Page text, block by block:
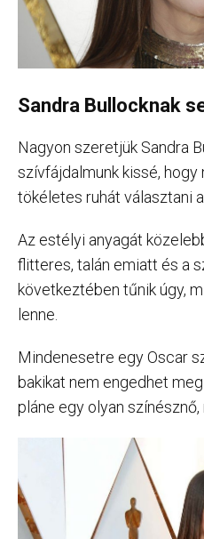
Sandra Bullocknak
Nagyon szeretjük Sandra
szívfájdalmunk kissé, hogy
tökéletes ruhát választani
Az estélyi anyagát
flitteres, talán emiatt és a
következtében tűnik úgy,
lenne.
Mindenesetre egy Oscar
bakikat nem engedhet
pláne egy olyan színésznő,